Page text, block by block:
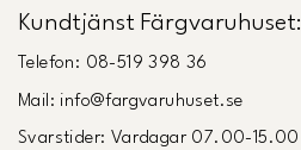
Kundtjänst Färgvaruhuset:
Telefon: 08-519 398 36
Mail: info@fargvaruhuset.se
Svarstider: Vardagar 07.00-15.00